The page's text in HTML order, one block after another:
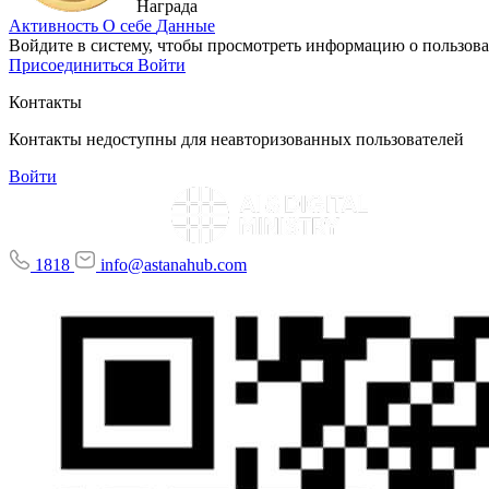
Награда
Активность О себе Данные
Войдите в систему, чтобы просмотреть информацию о
Присоединиться Войти
Контакты
Контакты недоступны для неавторизованных пользователей
Войти
1818 info@astanahub.com